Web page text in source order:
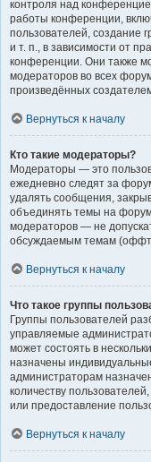
контроля над
работы конференции,
пользователей, создание
и т. п., в зависимости от
конференции. Они также
модераторов во всех
произведённых
Вернуться к началу
Кто такие модераторы?
Модераторы — это
ежедневно следят за
удалять сообщения,
объединять темы на
модераторов — не
обсуждаемым темам
Вернуться к началу
Что такое группы
Группы пользователей
управляемые
может состоять в
назначены
администраторам
количеству
или предоставление
Вернуться к началу